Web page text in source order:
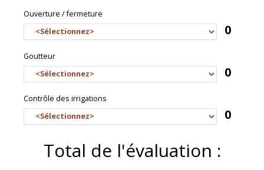
Ouverture / fermeture
0
Goutteur
0
Contrôle des irrigations
0
Total de l'évaluation :